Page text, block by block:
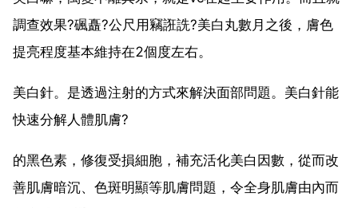
調查效果?碸矗?公尺用竊誑詵?美白丸數月之後，膚色
提亮程度基本維持在2個度左右。
美白針。是透過注射的方式來解決面部問題。美白針能
快速分解人體肌膚?
的黑色素，修復受損細胞，補充活化美白因數，從而改
善肌膚暗沉、色斑明顯等肌膚問題，令全身肌膚由內而